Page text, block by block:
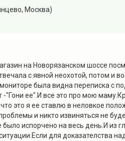
Москва)
на Новорязанском шоссе
с явной неохотой, потом и
была видна переписка с
-"Гони ее".И все это про мою
это я ее ставлю в неловкое
и никто извиняться не
было испорчено на весь день.И из
для доказателства